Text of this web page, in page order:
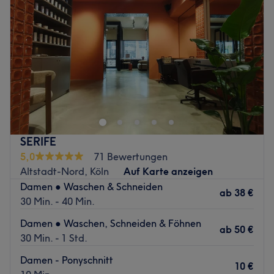
Freitag
09:00 –19:00
Samstag
09:00 –16:00
Sonntag
Geschlossen
Wenn du einen exklusiven Ort für deine Schönheit suchst,
ist TANTJE - Beauty & Lifestyle in Köln genau dein Spot.
In der belebten Innenstadt nahe der Ehrenstraße erwartet
dich ein umfassendes Programm für eine strahlende
Ausstrahlung. Ob für deine Hochzeit oder einfach, um
dein schönstes Ich vom Profi betonen zu lassen, hier stehst
du im Mittelpunkt. Gönn dir deine wohlverdiente Auszeit
und lass dich in entspannter Atmosphäre rundum
verschönern.
Du erreichst den Salon ganz bequem in nur fünf
Das Team:
SERIFE
5,0
71 Bewertungen
Altstadt-Nord, Köln
Auf Karte anzeigen
Damen ● Waschen & Schneiden
30 Min. - 40 Min.
ab 38 €
Damen ● Waschen, Schneiden & Föhnen
30 Min. - 1 Std.
ab 50 €
Damen - Ponyschnitt
10 €